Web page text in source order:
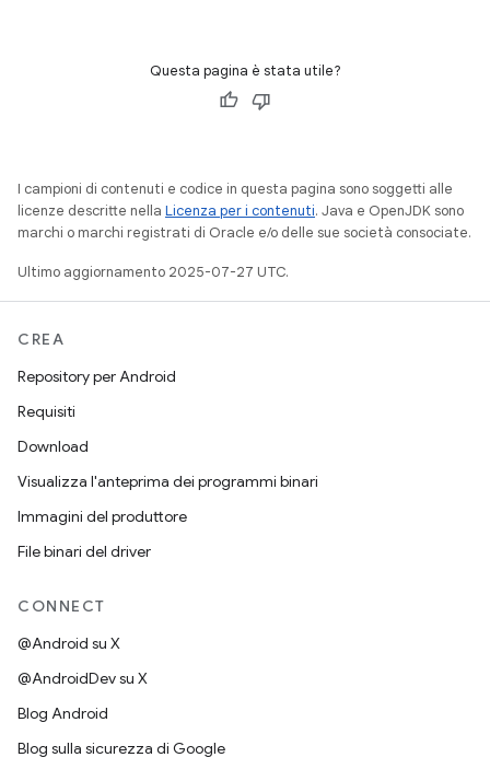
Questa pagina è stata utile?
I campioni di contenuti e codice in questa pagina sono soggetti alle
licenze descritte nella Licenza per i contenuti. Java e OpenJDK sono
marchi o marchi registrati di Oracle e/o delle sue società consociate.
Ultimo aggiornamento 2025-07-27 UTC.
CREA
Repository per Android
Requisiti
Download
Visualizza l'anteprima dei programmi binari
Immagini del produttore
File binari del driver
CONNECT
@Android su X
@AndroidDev su X
Blog Android
Blog sulla sicurezza di Google